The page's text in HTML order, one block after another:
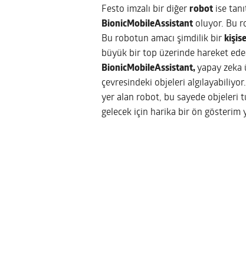
Festo imzalı bir diğer robot ise
BionicMobileAssistant oluyor. Bu
Bu robotun amacı şimdilik bir
büyük bir top üzerinde hareket
BionicMobileAssistant,yapay zeka
çevresindeki objeleri
yer alan robot, bu sayede objeleri
gelecek için harika bir ön gösterim